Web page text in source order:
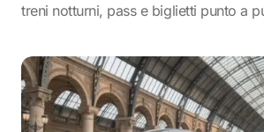
treni notturni, pass e biglietti punto a